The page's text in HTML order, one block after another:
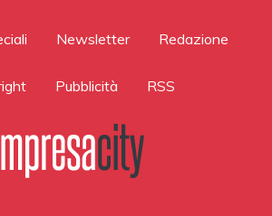
Newsletter Redazione
Pubblicità RSS